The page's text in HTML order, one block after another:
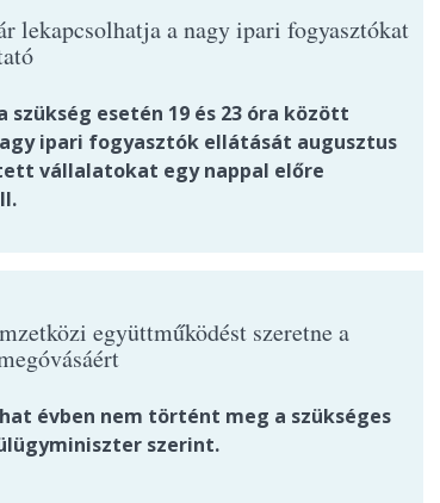
lekapcsolhatja a nagy ipari fogyasztókat
szükség esetén 19 és 23 óra között
ipari fogyasztók ellátását augusztus
vállalatokat egy nappal előre
együttműködést szeretne a
évben nem történt meg a szükséges
szerint.